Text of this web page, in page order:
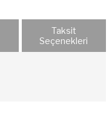
Taksit
Seçenekleri